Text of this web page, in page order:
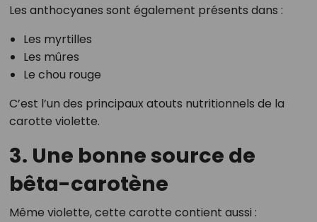
Les anthocyanes sont également présents dans :
Les myrtilles
Les mûres
Le chou rouge
C’est l’un des principaux atouts nutritionnels de la
carotte violette.
3. Une bonne source de
bêta-carotène
Même violette, cette carotte contient aussi :